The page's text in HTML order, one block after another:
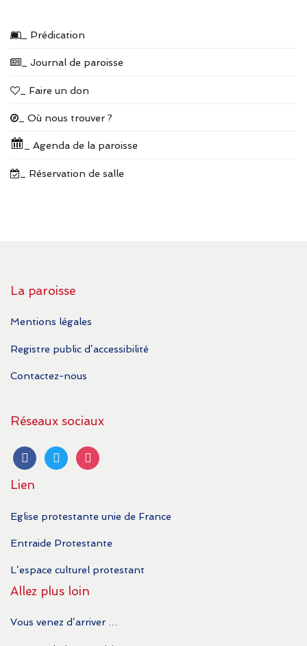
_ Prédication
_ Journal de paroisse
_ Faire un don
_ Où nous trouver ?
_ Agenda de la paroisse
_ Réservation de salle
La paroisse
Mentions légales
Registre public d’accessibilité
Contactez-nous
Réseaux sociaux
facebooktwitter instagram
Lien
Eglise protestante unie de France
Entraide Protestante
L’espace culturel protestant
Allez plus loin
Vous venez d’arriver …